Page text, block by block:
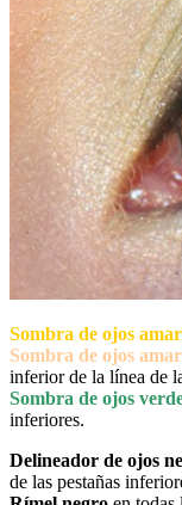
Sombra de ojos
Sombra de ojos
inferior de la línea de
Sombra de ojos
inferiores.
Delineador de ojos
de las pestañas